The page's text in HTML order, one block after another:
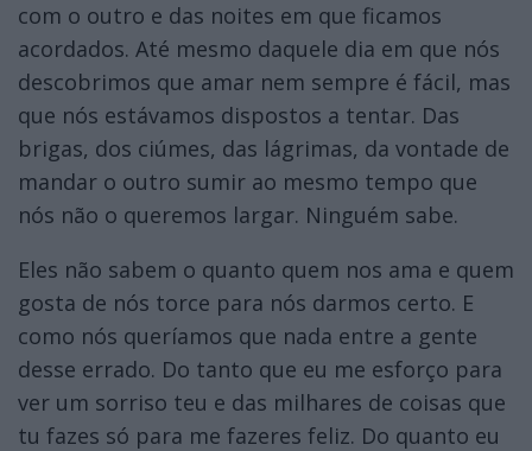
com o outro e das noites em que ficamos
acordados. Até mesmo daquele dia em que nós
descobrimos que amar nem sempre é fácil, mas
que nós estávamos dispostos a tentar. Das
brigas, dos ciúmes, das lágrimas, da vontade de
mandar o outro sumir ao mesmo tempo que
nós não o queremos largar. Ninguém sabe.
Eles não sabem o quanto quem nos ama e quem
gosta de nós torce para nós darmos certo. E
como nós queríamos que nada entre a gente
desse errado. Do tanto que eu me esforço para
ver um sorriso teu e das milhares de coisas que
tu fazes só para me fazeres feliz. Do quanto eu